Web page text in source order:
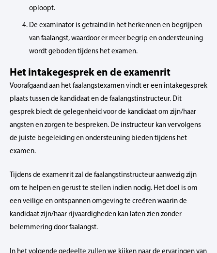
oploopt.
De examinator is getraind in het herkennen en begrijpen
van faalangst, waardoor er meer begrip en ondersteuning
wordt geboden tijdens het examen.
Het intakegesprek en de examenrit
Voorafgaand aan het faalangstexamen vindt er een intakegesprek
plaats tussen de kandidaat en de faalangstinstructeur. Dit
gesprek biedt de gelegenheid voor de kandidaat om zijn/haar
angsten en zorgen te bespreken. De instructeur kan vervolgens
de juiste begeleiding en ondersteuning bieden tijdens het
examen.
Tijdens de examenrit zal de faalangstinstructeur aanwezig zijn
om te helpen en gerust te stellen indien nodig. Het doel is om
een veilige en ontspannen omgeving te creëren waarin de
kandidaat zijn/haar rijvaardigheden kan laten zien zonder
belemmering door faalangst.
In het volgende gedeelte zullen we kijken naar de ervaringen van